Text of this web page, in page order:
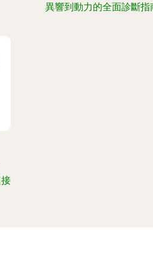
異響到動力的全面診斷指